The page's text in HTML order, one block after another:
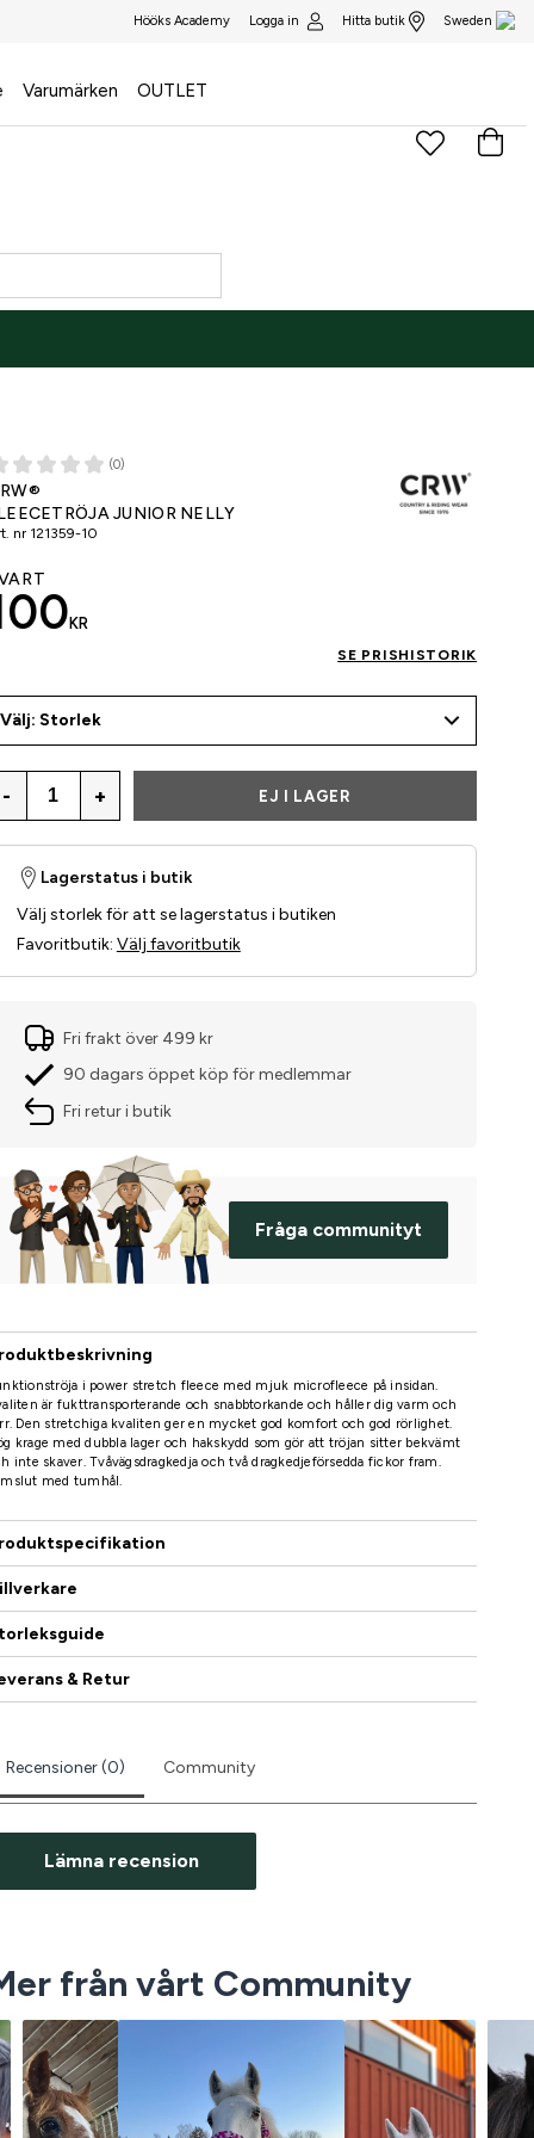
Hööks Academy Logga in Hitta butik Sweden
Varumärken OUTLET
(0)
JUNIOR NELLY
nr 121359-10
KR
SE PRISHISTORIK
Välj: Storlek
- + EJ I LAGER
Lagerstatus i butik
Välj storlek för att se lagerstatus i butiken
Favoritbutik: Välj favoritbutik
Fri frakt över 499 kr
90 dagars öppet köp för medlemmar
Fri retur i butik
Fråga communityt
i power stretch fleece med mjuk microfleece på insidan.
är fukttransporterande och snabbtorkande och håller dig varm och
Den stretchiga kvaliten ger en mycket god komfort och god rörlighet.
krage med dubbla lager och hakskydd som gör att tröjan sitter bekvämt
inte skaver. Tvåvägsdragkedja och två dragkedjeförsedda fickor fram.
med tumhål.
& Retur
Recensioner (0) Community
Lämna recension
från vårt Community